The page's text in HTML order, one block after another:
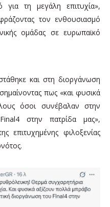
για τη μεγάλη επιτυχία»,
τον ενθουσιασμό
ομάδας σε ευρωπαϊκό
και στη διοργάνωση
πως «και φυσικά
όσοι συνέβαλαν στην
στην πατρίδα μας»,
επιτυχημένης φιλοξενίας